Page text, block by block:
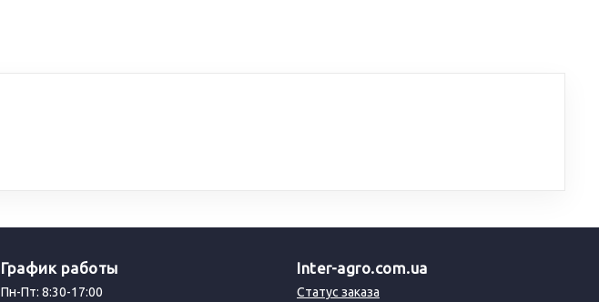
График работы
Пн-Пт: 8:30-17:00
Inter-agro.com.ua
Статус заказа